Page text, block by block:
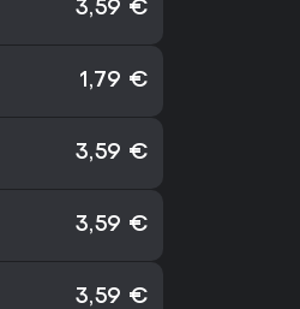
3,59 €
1,79 €
3,59 €
3,59 €
3,59 €